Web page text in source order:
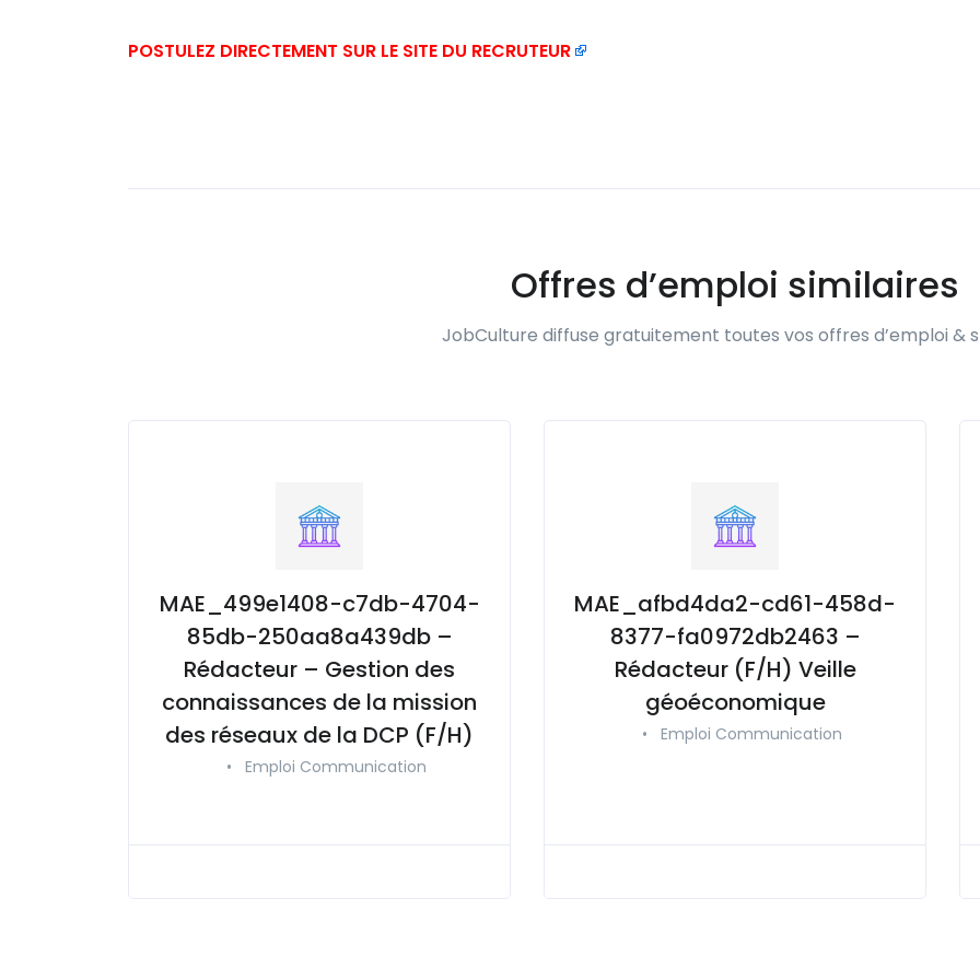
POSTULEZ DIRECTEMENT SUR LE SITE DU RECRUTEUR
Offres d’emploi similaires
JobCulture diffuse gratuitement toutes vos offres d’emploi &
MAE_499e1408-c7db-4704-
85db-250aa8a439db –
Rédacteur – Gestion des
connaissances de la mission
des réseaux de la DCP (F/H)
• Emploi Communication
MAE_afbd4da2-cd61-458d-
8377-fa0972db2463 –
Rédacteur (F/H) Veille
géoéconomique
• Emploi Communication